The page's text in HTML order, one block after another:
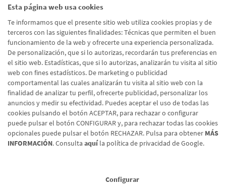
Esta página web usa cookies
Te informamos que el presente sitio web utiliza cookies propias y de
terceros con las siguientes finalidades: Técnicas que permiten el buen
funcionamiento de la web y ofrecerte una experiencia personalizada.
De personalización, que si lo autorizas, recordarán tus preferencias en
el sitio web. Estadísticas, que si lo autorizas, analizarán tu visita al sitio
web con fines estadísticos. De marketing o publicidad
comportamental las cuales analizarán tu visita al sitio web con la
finalidad de analizar tu perfil, ofrecerte publicidad, personalizar los
anuncios y medir su efectividad. Puedes aceptar el uso de todas las
cookies pulsando el botón ACEPTAR, para rechazar o configurar
puede pulsar el botón CONFIGURAR y, para rechazar todas las cookies
opcionales puede pulsar el botón RECHAZAR. Pulsa para obtener MÁS
INFORMACIÓN. Consulta aquíla política de privacidad de Google.
Configurar
Etiquetas
Actualidad(514)
Internacional(490)
Empresa(138)
Recomendaciones
Internacional - Cloned(8)
Actualidad - Cloned (8)